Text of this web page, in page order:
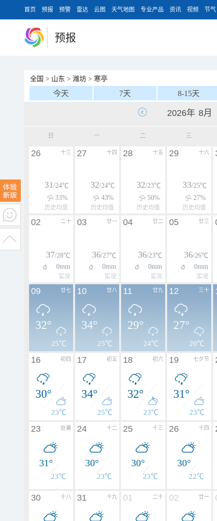
首页 预报 预警 雷达 云图 天气地图 专业产品 资讯 视频 节气
预报
全国 > 山东 > 潍坊 > 寒亭
今天 7天 8-15天
日 一 二 三
十三
26
31/24℃
33%
历史均值
十四
27
32/24℃
43%
历史均值
十五
28
32/23℃
50%
历史均值
十六
29
33/25℃
27%
历史均值
二十
02
37/28℃
0mm
实况
廿一
03
36/27℃
0mm
实况
廿二
04
36/23℃
0mm
实况
廿三
05
36/26℃
0mm
实况
廿七
09
32°
25℃
廿八
10
34°
25℃
廿九
11
29°
24℃
三十
12
27°
20℃
初四
16
30°
23℃
初五
17
34°
25℃
初六
18
32°
23℃
七夕节
19
31°
23℃
处暑
23
31°
23℃
十二
24
30°
23℃
十三
25
30°
23℃
十四
26
30°
22℃
十八
30 十九
31 二十
01 廿一
02